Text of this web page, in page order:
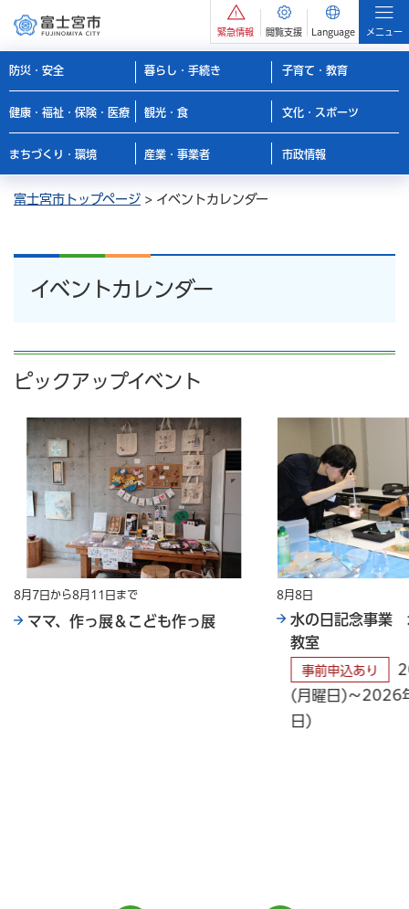
緊急情報 閲覧支援 Language メニュー
防災・安全 暮らし・手続き 子育て・教育
健康・福祉・保険・医療 観光・食 文化・スポーツ
まちづくり・環境 産業・事業者 市政情報
富士宮市トップページ > イベントカレンダー
イベントカレンダー
ピックアップイベント
8月7日から8月11日まで
ママ、作っ展＆こども作っ展
8月8日
水の日記念事業
教室
事前申込あり
(月曜日)～2026
日)